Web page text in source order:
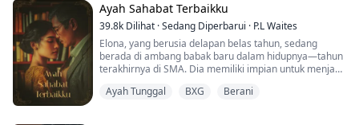
suara kami bercinta.
"Sial, vaginamu gila."
Setelah satu malam panas dengan seorang pria asing
yang dia temui di klub, Dalia Campbell tidak mengira
akan bertemu Noah Anderson lagi. Kemudian Senin
pagi tiba, dan orang yang masuk ke ruang kuliah
Ayah Sahabat Terbaikku
39.8k Dilihat ·Sedang Diperbarui · P.L Waites
Elona, yang berusia delapan belas tahun, sedang
berada di ambang babak baru dalam hidupnya—tahun
terakhirnya di SMA. Dia memiliki impian untuk menjadi
ada rahasia yang ia simpan—perasaan suka pada
Ayah Tunggal BXG Berani